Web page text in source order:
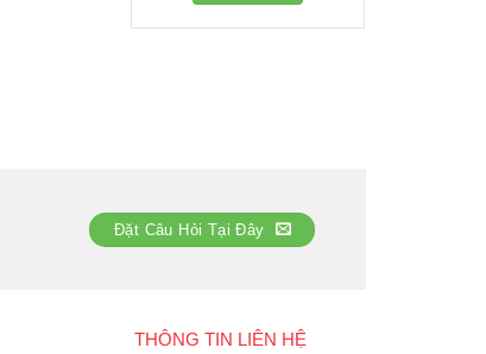
Đặt Câu Hỏi Tại Đây
THÔNG TIN LIÊN HỆ